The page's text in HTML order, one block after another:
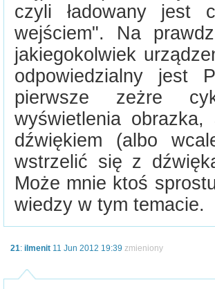
czyli ładowany jest
wejściem". Na
jakiegokolwiek
odpowiedzialny
pierwsze zeżre
wyświetlenia
dźwiękiem (albo
wstrzelić się z
Może mnie ktoś
wiedzy w tym temacie.
21: ilmenit 11 Jun 2012 19:39 zmieniony